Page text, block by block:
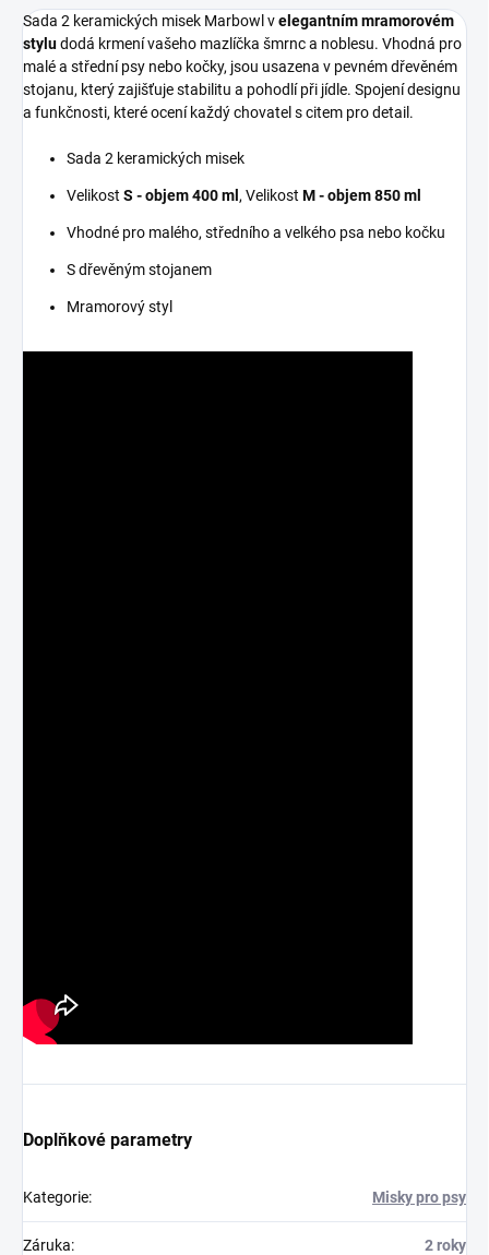
Sada 2 keramických misek Marbowl velegantním mramorovém
styludodá krmení vašeho mazlíčka šmrnc a noblesu. Vhodná pro
malé a střední psy nebo kočky, jsou usazena v pevném dřevěném
stojanu, který zajišťuje stabilitu a pohodlí při jídle. Spojení designu
a funkčnosti, které ocení každý chovatel s citem pro detail.
Sada 2 keramických misek
Velikost S - objem 400 ml , Velikost M - objem 850 ml
Vhodné pro malého, středního a velkého psa nebo kočku
S dřevěným stojanem
Mramorový styl
Doplňkové parametry
Kategorie: Misky pro psy
Záruka: 2 roky